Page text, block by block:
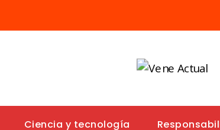
Ciencia y tecnología